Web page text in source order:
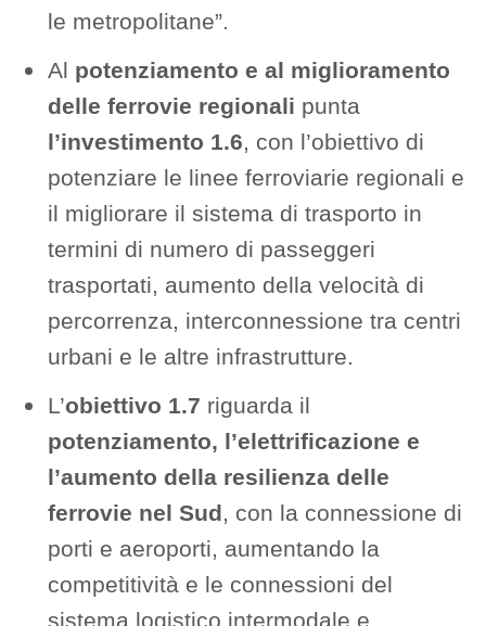
le metropolitane”.
Al potenziamento e al miglioramento
delle ferrovie regionali punta
l’investimento 1.6, con l’obiettivo di
potenziare le linee ferroviarie regionali e
il migliorare il sistema di trasporto in
termini di numero di passeggeri
trasportati, aumento della velocità di
percorrenza, interconnessione tra centri
urbani e le altre infrastrutture.
L’obiettivo 1.7 riguarda il
potenziamento, l’elettrificazione e
l’aumento della resilienza delle
ferrovie nel Sud, con la connessione di
porti e aeroporti, aumentando la
competitività e le connessioni del
sistema logistico intermodale e